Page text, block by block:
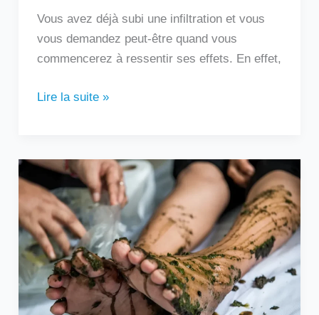
Vous avez déjà subi une infiltration et vous
vous demandez peut-être quand vous
commencerez à ressentir ses effets. En effet,
Lire la suite »
Comment
traiter
une
neuropathie
des
pieds
par
les